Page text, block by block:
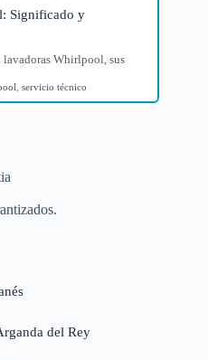
Significado y
Whirlpool, sus
servicio técnico
del Rey